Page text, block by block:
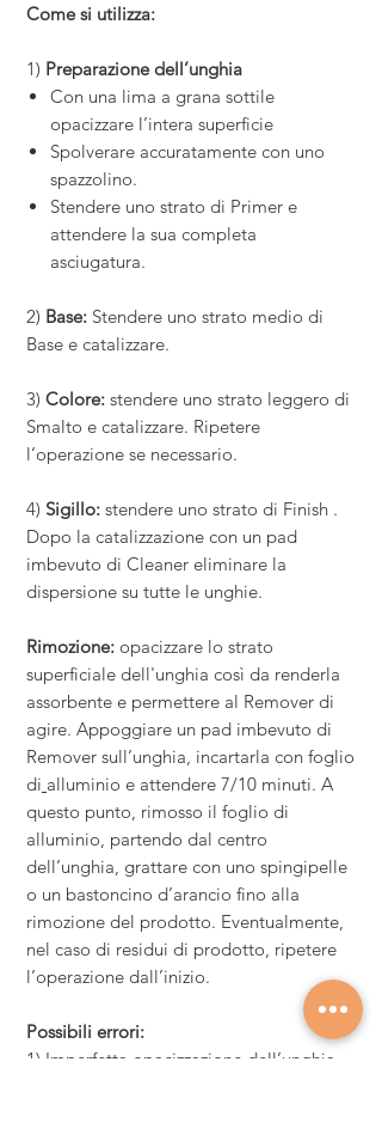
Come si utilizza:
1) Preparazione dell’unghia
Con una lima a grana sottile
opacizzare l’intera superficie
Spolverare accuratamente con uno
spazzolino.
Stendere uno strato di Primer e
attendere la sua completa
asciugatura.
2) Base: Stendere uno strato medio di
Base e catalizzare.
3) Colore: stendere uno strato leggero di
Smalto e catalizzare. Ripetere
l’operazione se necessario.
4) Sigillo: stendere uno strato di Finish .
Dopo la catalizzazione con un pad
imbevuto di Cleaner eliminare la
dispersione su tutte le unghie.
Rimozione: opacizzare lo strato
superficiale dell'unghia così da renderla
assorbente e permettere al Remover di
agire. Appoggiare un pad imbevuto di
Remover sull’unghia, incartarla con foglio
di alluminio e attendere 7/10 minuti. A
questo punto, rimosso il foglio di
alluminio, partendo dal centro
dell’unghia, grattare con uno spingipelle
o un bastoncino d’arancio fino alla
rimozione del prodotto. Eventualmente,
nel caso di residui di prodotto, ripetere
l’operazione dall’inizio.
Possibili errori:
1) Imperfetta opacizzazione dell’unghia